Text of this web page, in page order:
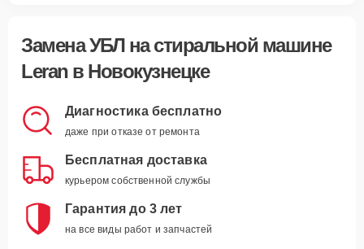
Замена УБЛна стиральной машине
Leran в Новокузнецке
Диагностика бесплатно
даже при отказе от ремонта
Бесплатная доставка
курьером собственной службы
Гарантия до 3 лет
на все виды работ и запчастей